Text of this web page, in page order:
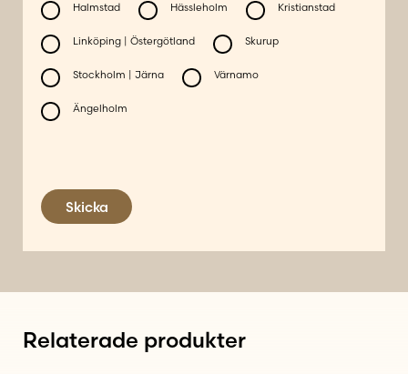
Halmstad Hässleholm Kristianstad
Linköping | Östergötland Skurup
Stockholm | Järna Värnamo
Ängelholm
Skicka
Relaterade produkter